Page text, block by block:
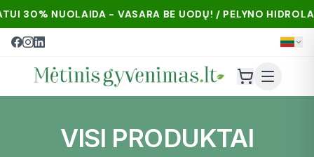
NUOLAIDA - VASARA BE UODŲ! / PELYNO
VISI PRODUKTAI